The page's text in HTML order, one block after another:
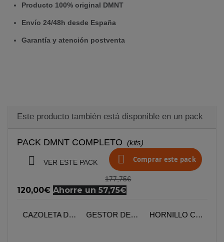
Producto 100% original DMNT
Envío 24/48h desde España
Garantía y atención postventa
Este producto también está disponible en un pack
PACK DMNT COMPLETO (kits)
 VER ESTE PACK  Comprar este pack
177,75€
120,00€ Ahorre un 57,75€
CAZOLETA DMNT OVOL PHUNNEL GESTOR DE CALOR STAR FLOWKAH HORNILLO CACHIMBA 500W LUCIFER TRAVEL FLOWKAH